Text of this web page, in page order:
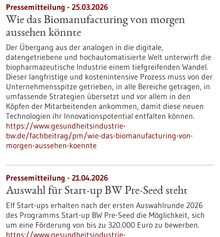
Pressemitteilung - 25.03.2026
Wie das Biomanufacturing von morgen
aussehen könnte
Der Übergang aus der analogen in die digitale,
datengetriebene und hochautomatisierte Welt unterwirft die
biopharmazeutische Industrie einem tiefgreifenden Wandel.
Dieser langfristige und kostenintensive Prozess muss von der
Unternehmensspitze getrieben, in alle Bereiche getragen, in
umfassende Strategien übersetzt und vor allem in den
Köpfen der Mitarbeitenden ankommen, damit diese neuen
Technologien ihr Innovationspotential entfalten können.
https://www.gesundheitsindustrie-
bw.de/fachbeitrag/pm/wie-das-biomanufacturing-von-
morgen-aussehen-koennte
Pressemitteilung - 21.04.2026
Auswahl für Start-up BW Pre-Seed steht
Elf Start-ups erhalten nach der ersten Auswahlrunde 2026
des Programms Start-up BW Pre-Seed die Möglichkeit, sich
um eine Förderung von bis zu 320.000 Euro zu bewerben.
https://www.gesundheitsindustrie-